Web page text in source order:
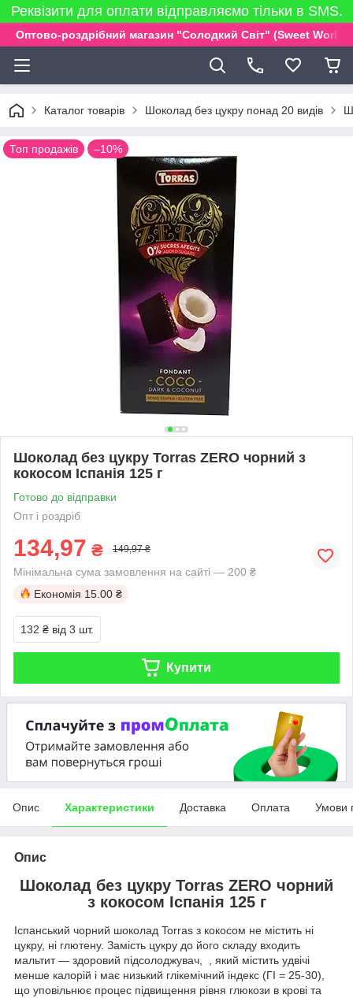
Реквізити для оплати відправляємо тільки в SMS.
Оптово-роздрібний магазин "Солодкий Світ" (Sweet World)
Каталог товарів Шоколад без цукру понад 20 видів
Топ продажів –10%
Шоколад без цукру Torras ZERO чорний з
кокосом Іспанія 125 г
Готово до відправки
Опт і роздріб
134,97 ₴ 149,97 ₴
Мінімальна сума замовлення на сайті — 200 ₴
Економія 15.00 ₴
132 ₴ від 3 шт.
Купити
Опис Характеристики Доставка Оплата Умови
Опис
Шоколад без цукру Torras ZERO чорний
з кокосом Іспанія 125 г
Іспанський чорний шоколад Torras з кокосом не містить ні
цукру, ні глютену. Замість цукру до його складу входить
мальтит — здоровий підсолоджувач, , який містить удвічі
менше калорій і має низький глікемічний індекс (ГІ = 25-30),
що уповільнює процес підвищення рівня глюкози в крові та